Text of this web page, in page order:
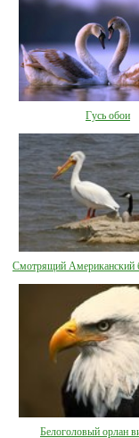
Гусь обои
Смотрящий Американский
Белоголовый орлан